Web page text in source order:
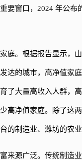
要窗口，2024 年公
庭。根据报告显示，
达的城市，高净值家
了大量高收入人群，
高净值家庭。除了这
的制造业、潍坊的农
来源广泛。传统制造